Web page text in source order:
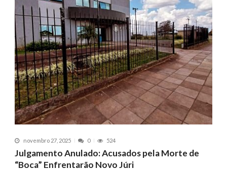
novembro 27, 2025 0 524
Julgamento Anulado: Acusados pela Morte de
“Boca” Enfrentarão Novo Júri